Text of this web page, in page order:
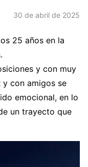
30 de abril de 2025
25 años en la
y con muy
y con amigos se
emocional, en lo
un trayecto que